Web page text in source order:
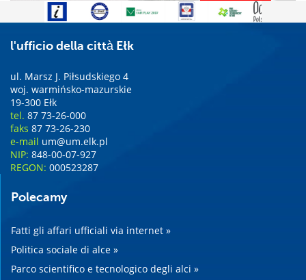
l'ufficio della città Ełk
ul. Marsz J. Piłsudskiego 4
woj. warmińsko-mazurskie
19-300 Ełk
tel. 87 73-26-000
faks 87 73-26-230
e-mail um@um.elk.pl
NIP: 848-00-07-927
REGON: 000523287
Polecamy
Fatti gli affari ufficiali via internet »
Politica sociale di alce »
Parco scientifico e tecnologico degli alci »